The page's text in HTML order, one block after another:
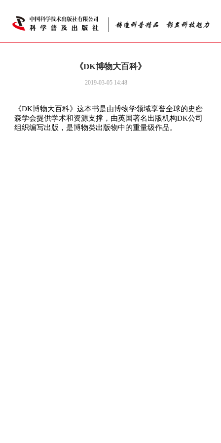
《DK博物大百科》
2019-03-05 14:48
《DK博物大百科》这本书是由博物学领域享誉全球的史密
森学会提供学术和资源支撑，由英国著名出版机构DK公司
组织编写出版，是博物类出版物中的重量级作品。